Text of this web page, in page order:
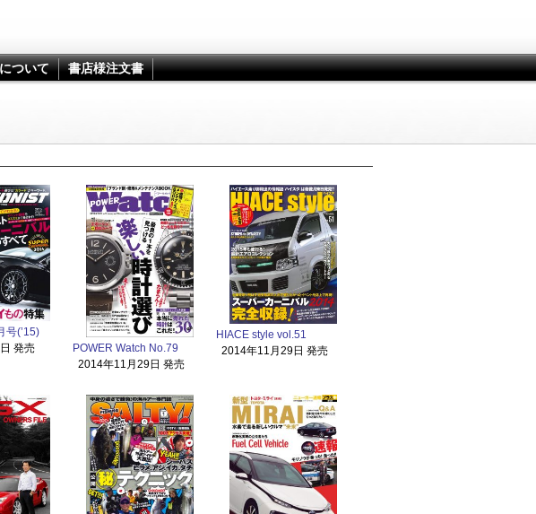
ついて 書店様注文書
号(’15)
発売
POWER Watch No.79
2014年11月29日 発売
HIACE style vol.51
2014年11月29日 発売